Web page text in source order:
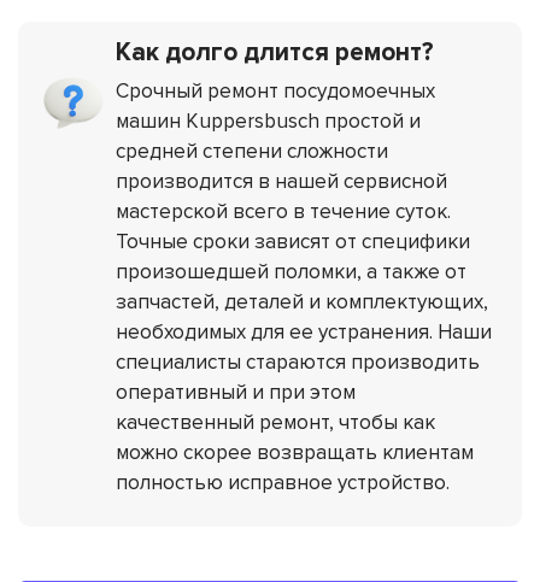
Как долго длится ремонт?
Срочный ремонт посудомоечных
машин Kuppersbusch простой и
средней степени сложности
производится в нашей сервисной
мастерской всего в течение суток.
Точные сроки зависят от специфики
произошедшей поломки, а также от
запчастей, деталей и комплектующих,
необходимых для ее устранения. Наши
специалисты стараются производить
оперативный и при этом
качественный ремонт, чтобы как
можно скорее возвращать клиентам
полностью исправное устройство.